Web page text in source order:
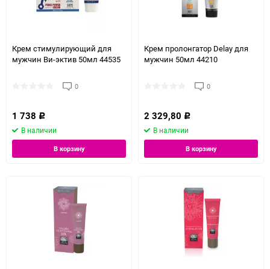
Крем стимулирующий для
мужчин Ви-эктив 50мл 44535
0
1 738 Р
В наличии
В корзину
Крем пролонгатор Delay для
мужчин 50мл 44210
0
2 329,80 Р
В наличии
В корзину